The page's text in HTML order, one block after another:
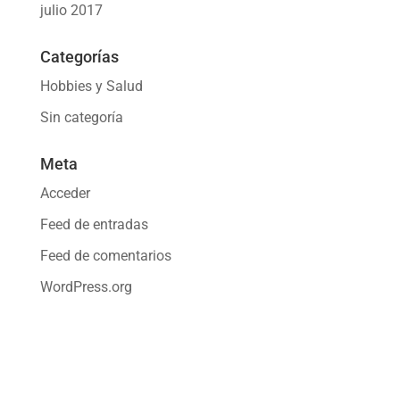
julio 2017
Categorías
Hobbies y Salud
Sin categoría
Meta
Acceder
Feed de entradas
Feed de comentarios
WordPress.org